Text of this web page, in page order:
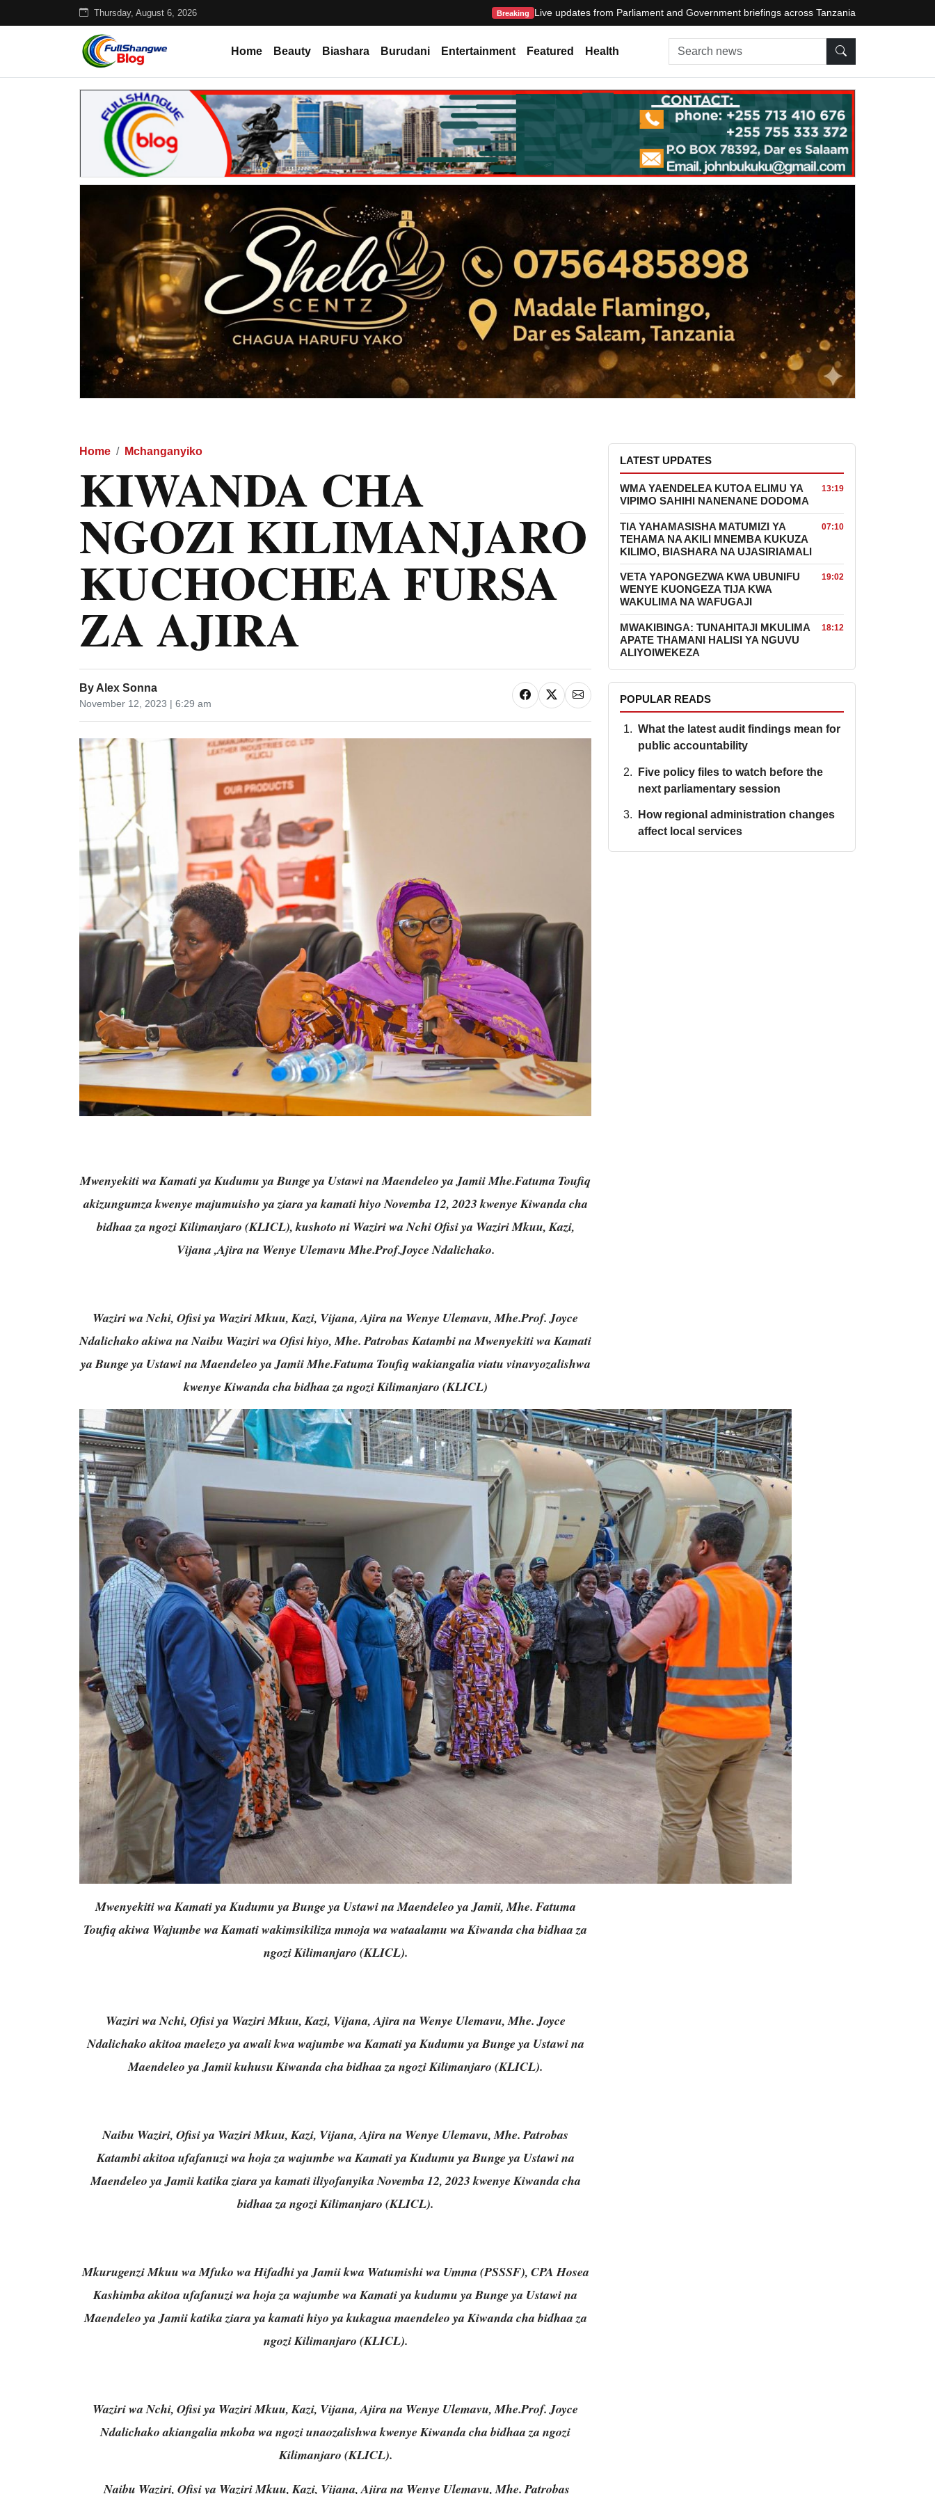
Thursday, August 6, 2026 Breaking Live updates from Parliament and Government briefings across Tanzania
Home Beauty Biashara Burudani Entertainment Featured Health Search news
Home Mchanganyiko
KIWANDA CHA
NGOZI KILIMANJARO
KUCHOCHEA FURSA
ZA AJIRA
By Alex Sonna
November 12, 2023 | 6:29 am
Mwenyekiti wa Kamati ya Kudumu ya Bunge ya Ustawi na Maendeleo ya Jamii Mhe.Fatuma Toufiq
akizungumza kwenye majumuisho ya ziara ya kamati hiyo Novemba 12, 2023 kwenye Kiwanda cha
bidhaa za ngozi Kilimanjaro (KLICL), kushoto ni Waziri wa Nchi Ofisi ya Waziri Mkuu, Kazi,
Vijana ,Ajira na Wenye Ulemavu Mhe.Prof.Joyce Ndalichako.
Waziri wa Nchi, Ofisi ya Waziri Mkuu, Kazi, Vijana, Ajira na Wenye Ulemavu, Mhe.Prof. Joyce
Ndalichako akiwa na Naibu Waziri wa Ofisi hiyo, Mhe. Patrobas Katambi na Mwenyekiti wa Kamati
ya Bunge ya Ustawi na Maendeleo ya Jamii Mhe.Fatuma Toufiq wakiangalia viatu vinavyozalishwa
kwenye Kiwanda cha bidhaa za ngozi Kilimanjaro (KLICL)
Mwenyekiti wa Kamati ya Kudumu ya Bunge ya Ustawi na Maendeleo ya Jamii, Mhe. Fatuma
Toufiq akiwa Wajumbe wa Kamati wakimsikiliza mmoja wa wataalamu wa Kiwanda cha bidhaa za
ngozi Kilimanjaro (KLICL).
Waziri wa Nchi, Ofisi ya Waziri Mkuu, Kazi, Vijana, Ajira na Wenye Ulemavu, Mhe. Joyce
Ndalichako akitoa maelezo ya awali kwa wajumbe wa Kamati ya Kudumu ya Bunge ya Ustawi na
Maendeleo ya Jamii kuhusu Kiwanda cha bidhaa za ngozi Kilimanjaro (KLICL).
Naibu Waziri, Ofisi ya Waziri Mkuu, Kazi, Vijana, Ajira na Wenye Ulemavu, Mhe. Patrobas
Katambi akitoa ufafanuzi wa hoja za wajumbe wa Kamati ya Kudumu ya Bunge ya Ustawi na
Maendeleo ya Jamii katika ziara ya kamati iliyofanyika Novemba 12, 2023 kwenye Kiwanda cha
bidhaa za ngozi Kilimanjaro (KLICL).
Mkurugenzi Mkuu wa Mfuko wa Hifadhi ya Jamii kwa Watumishi wa Umma (PSSSF), CPA Hosea
Kashimba akitoa ufafanuzi wa hoja za wajumbe wa Kamati ya kudumu ya Bunge ya Ustawi na
Maendeleo ya Jamii katika ziara ya kamati hiyo ya kukagua maendeleo ya Kiwanda cha bidhaa za
ngozi Kilimanjaro (KLICL).
Waziri wa Nchi, Ofisi ya Waziri Mkuu, Kazi, Vijana, Ajira na Wenye Ulemavu, Mhe.Prof. Joyce
Ndalichako akiangalia mkoba wa ngozi unaozalishwa kwenye Kiwanda cha bidhaa za ngozi
Kilimanjaro (KLICL).
Naibu Waziri, Ofisi ya Waziri Mkuu, Kazi, Vijana, Ajira na Wenye Ulemavu, Mhe. Patrobas
LATEST UPDATES
WMA YAENDELEA KUTOA ELIMU YA
VIPIMO SAHIHI NANENANE DODOMA
13:19
TIA YAHAMASISHA MATUMIZI YA
TEHAMA NA AKILI MNEMBA KUKUZA
KILIMO, BIASHARA NA UJASIRIAMALI
07:10
VETA YAPONGEZWA KWA UBUNIFU
WENYE KUONGEZA TIJA KWA
WAKULIMA NA WAFUGAJI
19:02
MWAKIBINGA: TUNAHITAJI MKULIMA
APATE THAMANI HALISI YA NGUVU
ALIYOIWEKEZA
18:12
POPULAR READS
What the latest audit findings mean for
public accountability
Five policy files to watch before the
next parliamentary session
How regional administration changes
affect local services